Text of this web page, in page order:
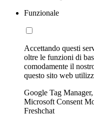
Funzionale
Accettando questi
oltre le funzioni di
comodamente il
questo sito web
Google Tag
Microsoft Consent
Freshchat